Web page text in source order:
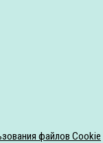
файлов Cookie